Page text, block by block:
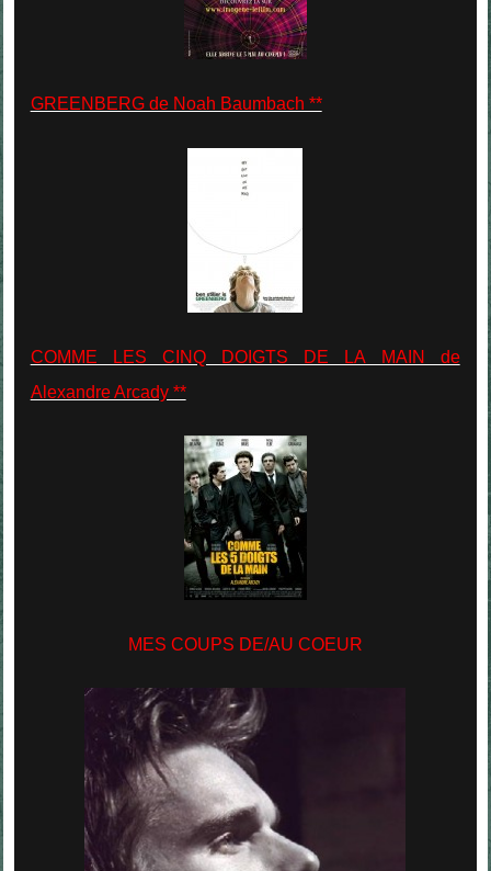
GREENBERG de Noah Baumbach **
COMME LES CINQ DOIGTS DE LA MAIN de
Alexandre Arcady **
MES COUPS DE/AU COEUR